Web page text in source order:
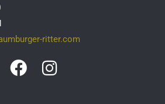
ritter.com
F
I